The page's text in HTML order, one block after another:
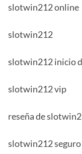
slotwin212 online
slotwin212
slotwin212 inicio
slotwin212 vip
reseña de
slotwin212 seguro